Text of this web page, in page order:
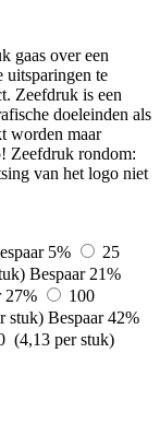
gaas over een
uitsparingen te
Zeefdruk is een
doeleinden als
worden maar
Zeefdruk rondom:
van het logo niet
5%
25
Bespaar 21%
27%
100
stuk) Bespaar 42%
(4,13 per stuk)